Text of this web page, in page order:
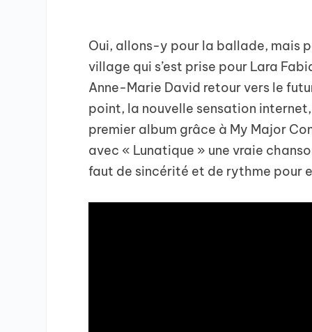
Oui, allons-y pour la ballade, mais
village qui s’est prise pour Lara
Anne-Marie David retour vers le
point, la nouvelle sensation
premier album grâce à My Major
avec « Lunatique » une vraie
faut de sincérité et de rythme pour